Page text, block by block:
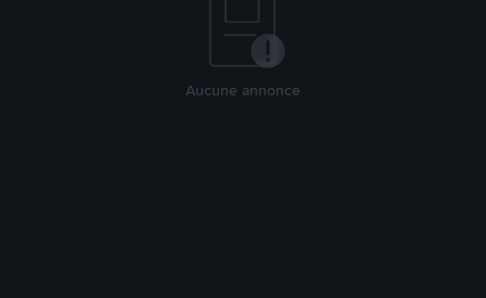
Aucune annonce